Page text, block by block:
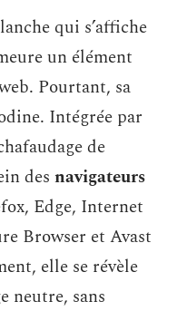
qui s’affiche
un élément
Pourtant, sa
Intégrée par
de
des navigateurs
Edge, Internet
Browser et Avast
elle se révèle
neutre, sans